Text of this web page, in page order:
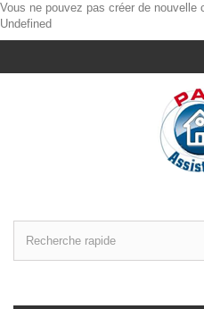
Vous ne pouvez pas créer de nouvelle
Undefined